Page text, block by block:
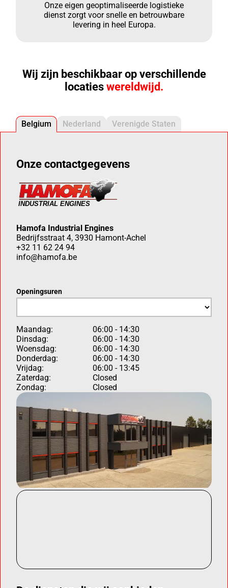
Onze eigen geoptimaliseerde logistieke
dienst zorgt voor snelle en betrouwbare
levering in heel Europa.
Wij zijn beschikbaar op verschillende
locaties wereldwijd.
Belgium Nederland Verenigde Staten
Onze contactgegevens
Hamofa Industrial Engines
Bedrijfsstraat 4, 3930 Hamont-Achel
+32 11 62 24 94
info@hamofa.be
Openingsuren
Maandag:
06:00 - 14:30
Dinsdag:
06:00 - 14:30
Woensdag:
06:00 - 14:30
Donderdag:
06:00 - 14:30
Vrijdag:
06:00 - 13:45
Zaterdag:
Closed
Zondag:
Closed